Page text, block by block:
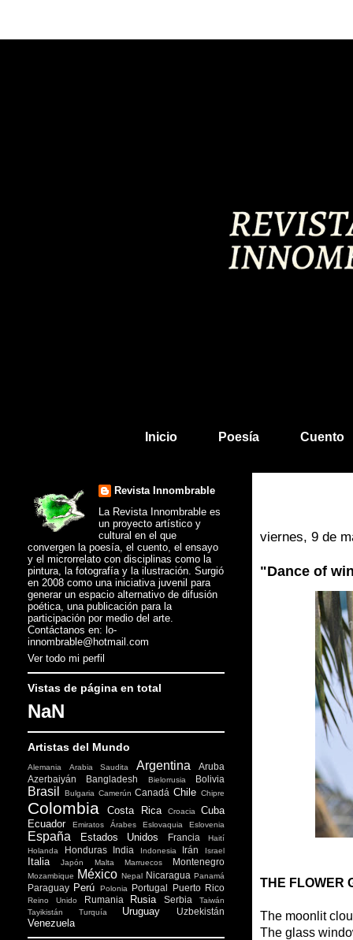
Inicio Poesía Cuento
viernes, 9 de
"Dance of
THE FLOWER
The moonlit
The glass
Revista Innombrable
La Revista Innombrable es
un proyecto artístico y
cultural en el que
convergen la poesía, el cuento, el ensayo
y el microrrelato con disciplinas como la
pintura, la fotografía y la ilustración. Surgió
en 2008 como una iniciativa juvenil para
generar un espacio alternativo de difusión
poética, una publicación para la
participación por medio del arte.
Contáctanos en: lo-
innombrable@hotmail.com
Ver todo mi perfil
Vistas de página en total
NaN
Artistas del Mundo
Alemania Arabia Saudita Argentina
Aruba
Azerbaiyán
Bangladesh Bielorrusia Bolivia
Brasil Bulgaria Camerún Canadá Chile Chipre
Colombia Costa Rica Croacia
Cuba
Ecuador
Emiratos Árabes Eslovaquia Eslovenia
España Estados Unidos Francia
Haití
Holanda
Honduras India Indonesia Irán Israel
Italia Japón Malta Marruecos Montenegro
Mozambique México Nepal Nicaragua Panamá
Paraguay Perú Polonia Portugal Puerto Rico
Reino Unido Rumania Rusia Serbia
Taiwán
Tayikistán
Turquía Uruguay Uzbekistán
Venezuela